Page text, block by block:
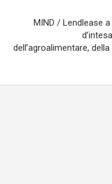
MIND / Lendlease
dell’agroalimentare,